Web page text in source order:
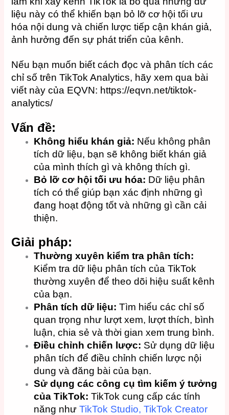
liệu này có thể khiến bạn bỏ lỡ cơ hội tối ưu
hóa nội dung và chiến lược tiếp cận khán giả,
ảnh hưởng đến sự phát triển của kênh.
Nếu bạn muốn biết cách đọc và phân tích các
chỉ số trên TikTok Analytics, hãy xem qua bài
viết này của EQVN: https://eqvn.net/tiktok-
analytics/
Vấn đề:
Không hiểu khán giả: Nếu không phân
tích dữ liệu, bạn sẽ không biết khán giả
của mình thích gì và không thích gì.
Bỏ lỡ cơ hội tối ưu hóa: Dữ liệu phân
tích có thể giúp bạn xác định những gì
đang hoạt động tốt và những gì cần cải
thiện.
Giải pháp:
Thường xuyên kiểm tra phân tích:
Kiểm tra dữ liệu phân tích của TikTok
thường xuyên để theo dõi hiệu suất kênh
của bạn.
Phân tích dữ liệu: Tìm hiểu các chỉ số
quan trọng như lượt xem, lượt thích, bình
luận, chia sẻ và thời gian xem trung bình.
Điều chỉnh chiến lược: Sử dụng dữ liệu
phân tích để điều chỉnh chiến lược nội
dung và đăng bài của bạn.
Sử dụng các công cụ tìm kiếm ý tưởng
của TikTok: TikTok cung cấp các tính
năng nhưTikTok Studio, TikTok Creator